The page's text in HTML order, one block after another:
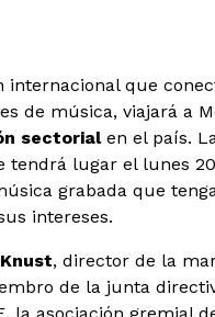
que
de música, viajará a
sectorialen el país.
lugar el lunes
grabada que
intereses.
, director de la
de la junta